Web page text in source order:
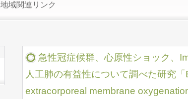
地域関連リンク
急性冠症候群、心原性ショック、
人工肺の有益性について調べた研究
extracorporeal membrane